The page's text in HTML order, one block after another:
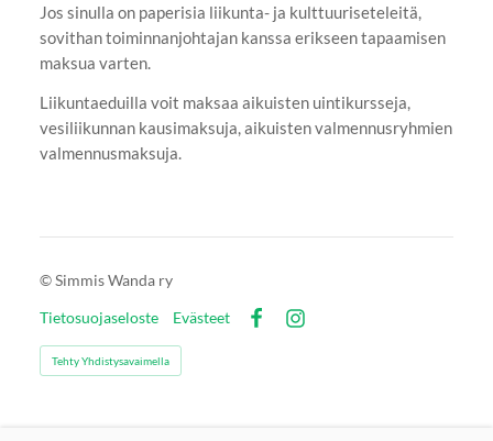
Jos sinulla on paperisia liikunta- ja kulttuuriseteleitä,
sovithan toiminnanjohtajan kanssa erikseen tapaamisen
maksua varten.
Liikuntaeduilla voit maksaa aikuisten uintikursseja,
vesiliikunnan kausimaksuja, aikuisten valmennusryhmien
valmennusmaksuja.
©Simmis Wanda ry
Tietosuojaseloste
Evästeet
Tehty Yhdistysavaimella